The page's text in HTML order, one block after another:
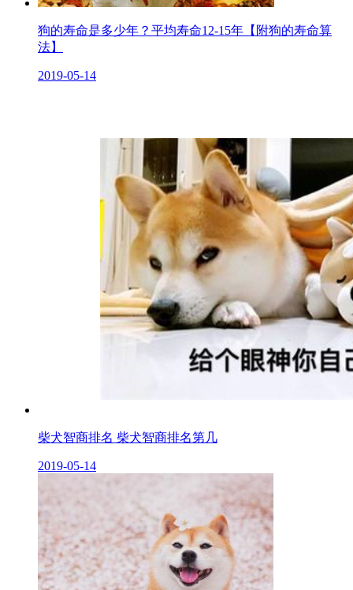
狗的寿命是多少年？平均寿命12-15年【附狗的寿命算
法】
2019-05-14
柴犬智商排名 柴犬智商排名第几
2019-05-14